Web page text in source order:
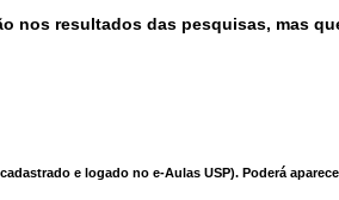
nos resultados das pesquisas, mas
e logado no e-Aulas USP). Poderá